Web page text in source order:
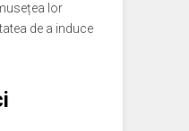
lor
de a induce